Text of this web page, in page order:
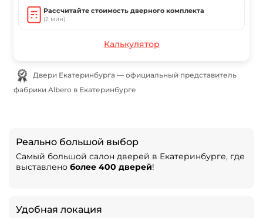
Рассчитайте стоимость дверного комплекта
(2 мин)
Калькулятор
фабрики Albero в Екатеринбурге
Реально большой выбор
Самый большой салон дверей в Екатеринбурге, где
выставлено более 400 дверей!
Удобная локация